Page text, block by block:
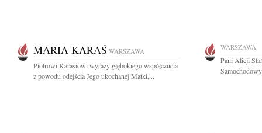
MARIA KARAŚ WARSZAWA
Piotrowi Karasiowi wyrazy głębokiego współczucia
z powodu odejścia Jego ukochanej Matki,...
WARSZAWA
Pani Alicji